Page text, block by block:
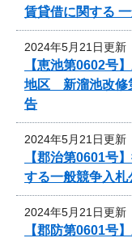
賃貸借に関する
2024年5月21日更新
【恵池第0602号
地区 新溜池改修
告
2024年5月21日更新
【郡治第0601号
する一般競争入札
2024年5月21日更新
【郡防第0601号